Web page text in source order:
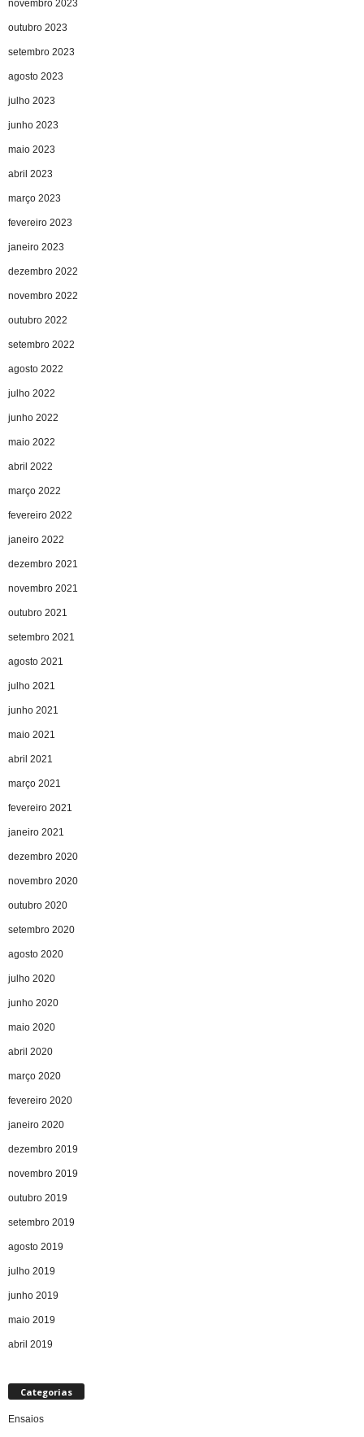
novembro 2023
outubro 2023
setembro 2023
agosto 2023
julho 2023
junho 2023
maio 2023
abril 2023
março 2023
fevereiro 2023
janeiro 2023
dezembro 2022
novembro 2022
outubro 2022
setembro 2022
agosto 2022
julho 2022
junho 2022
maio 2022
abril 2022
março 2022
fevereiro 2022
janeiro 2022
dezembro 2021
novembro 2021
outubro 2021
setembro 2021
agosto 2021
julho 2021
junho 2021
maio 2021
abril 2021
março 2021
fevereiro 2021
janeiro 2021
dezembro 2020
novembro 2020
outubro 2020
setembro 2020
agosto 2020
julho 2020
junho 2020
maio 2020
abril 2020
março 2020
fevereiro 2020
janeiro 2020
dezembro 2019
novembro 2019
outubro 2019
setembro 2019
agosto 2019
julho 2019
junho 2019
maio 2019
abril 2019
Categorias
Ensaios